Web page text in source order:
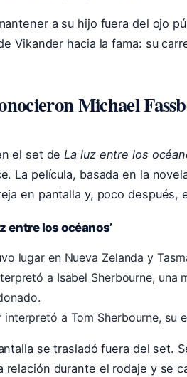
a su hijo fuera del ojo
Vikander hacia la fama: su
Michael
el set deLa luz entre los
La película, basada en la
en pantalla y, poco después,
entre los océanos’
lugar en Nueva Zelanda y
a Isabel Sherbourne, una
interpretó a Tom Sherbourne, su
se trasladó fuera del set.
relación durante el rodaje y se